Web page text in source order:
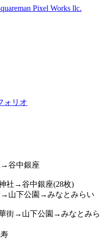
ォリオ
社→谷中銀座(28枚)
街→山下公園→みなとみら